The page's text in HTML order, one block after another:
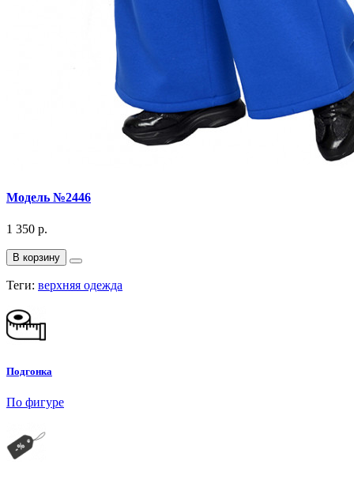
Модель №2446
1 350 р.
В корзину
Теги: верхняя одежда
Подгонка
По фигуре